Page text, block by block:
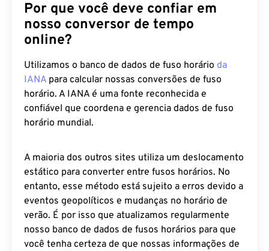
Por que você deve confiar em
nosso conversor de tempo
online?
Utilizamos o banco de dados de fuso horário da
IANA para calcular nossas conversões de fuso
horário. A IANA é uma fonte reconhecida e
confiável que coordena e gerencia dados de fuso
horário mundial.
A maioria dos outros sites utiliza um deslocamento
estático para converter entre fusos horários. No
entanto, esse método está sujeito a erros devido a
eventos geopolíticos e mudanças no horário de
verão. É por isso que atualizamos regularmente
nosso banco de dados de fusos horários para que
você tenha certeza de que nossas informações de